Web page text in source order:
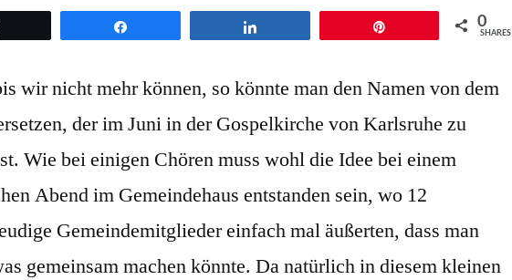
unlimited
Mitte
in
Gospelkirche
0
SHARES
wir nicht mehr können, so könnte man den Namen von dem
der im Juni in der Gospelkirche von Karlsruhe zu
Wie bei einigen Chören muss wohl die Idee bei einem
Abend im Gemeindehaus entstanden sein, wo 12
Gemeindemitglieder einfach mal äußerten, dass man
gemeinsam machen könnte. Da natürlich in diesem kleinen